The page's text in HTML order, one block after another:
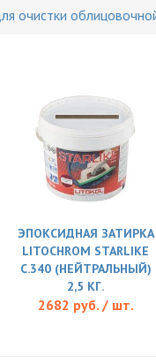
очистки
ЭПОКСИДНАЯ ЗАТИРКА
LITOCHROM STARLIKE
C.340 (НЕЙТРАЛЬНЫЙ)
2,5 КГ.
2682 руб. / шт.